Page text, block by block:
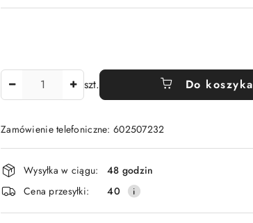
szt. Do koszyka
Zamówienie telefoniczne: 602507232
Dostępność
i
dostawa
Wysyłka w ciągu:
48 godzin
Cena przesyłki:
40